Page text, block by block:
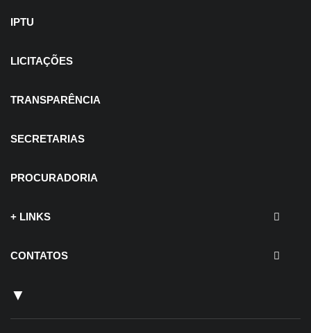
IPTU
LICITAÇÕES
TRANSPARÊNCIA
SECRETARIAS
PROCURADORIA
+ LINKS
CONTATOS
▼